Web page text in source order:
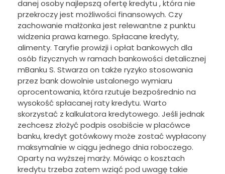
danej osoby najlepszą ofertę kredytu , która nie
przekroczy jest możliwości finansowych. Czy
zachowanie małżonka jest relewantne z punktu
widzenia prawa karnego. Spłacane kredyty,
alimenty. Taryfie prowizji i opłat bankowych dla
osób fizycznych w ramach bankowości detalicznej
mBanku S. Stwarza on także ryzyko stosowania
przez bank dowolnie ustalonego wymiaru
oprocentowania, która rzutuje bezpośrednio na
wysokość spłacanej raty kredytu. Warto
skorzystać z kalkulatora kredytowego. Jeśli jednak
zechcesz złożyć podpis osobiście w placówce
banku, kredyt gotówkowy może zostać wypłacony
maksymalnie w ciągu jednego dnia roboczego.
Oparty na wyższej marży. Mówiąc o kosztach
kredytu trzeba zatem wziąć pod uwagę takie